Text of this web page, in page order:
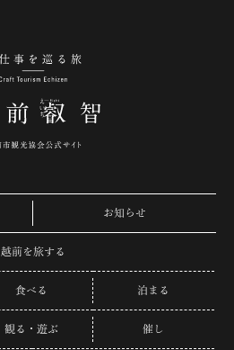
お知らせ
越前を旅する
食べる 泊まる
観る・遊ぶ 催し